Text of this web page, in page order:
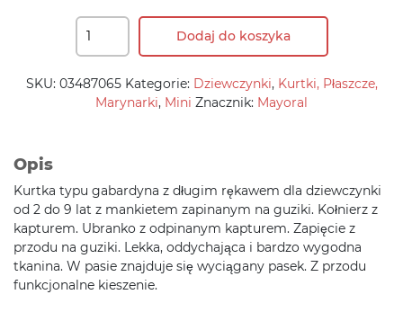
Dodaj do koszyka
SKU: 03487065 Kategorie: Dziewczynki, Kurtki, Płaszcze,
Marynarki, Mini Znacznik: Mayoral
Opis
Kurtka typu gabardyna z długim rękawem dla dziewczynki
od 2 do 9 lat z mankietem zapinanym na guziki. Kołnierz z
kapturem. Ubranko z odpinanym kapturem. Zapięcie z
przodu na guziki. Lekka, oddychająca i bardzo wygodna
tkanina. W pasie znajduje się wyciągany pasek. Z przodu
funkcjonalne kieszenie.